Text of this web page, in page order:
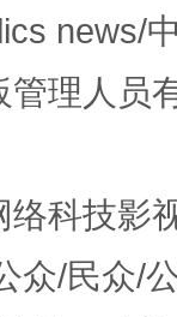
谢
news/
理人员
科技影
众/民众/